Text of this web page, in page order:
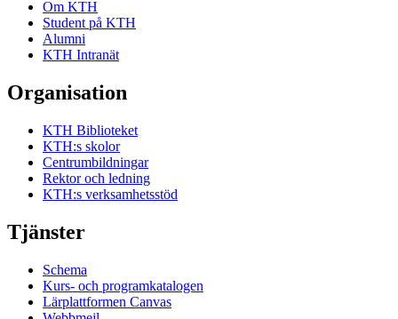
Om KTH
Student på KTH
Alumni
KTH Intranät
Organisation
KTH Biblioteket
KTH:s skolor
Centrumbildningar
Rektor och ledning
KTH:s verksamhetsstöd
Tjänster
Schema
Kurs- och programkatalogen
Lärplattformen Canvas